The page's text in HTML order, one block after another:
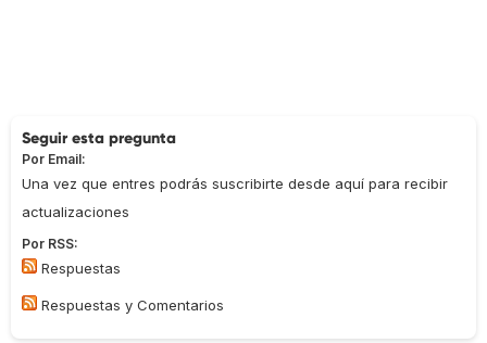
Seguir esta pregunta
Por Email:
Una vez que entres podrás suscribirte desde aquí para recibir
actualizaciones
Por RSS:
Respuestas
Respuestas y Comentarios